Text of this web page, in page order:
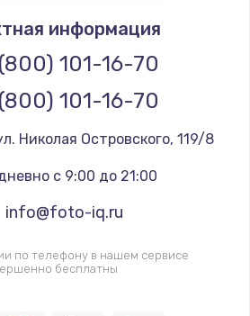
информация
101-16-70
101-16-70
Николая Островского, 119/8
с 9:00 до 21:00
info@foto-iq.ru
по телефону в нашем сервисе
бесплатны